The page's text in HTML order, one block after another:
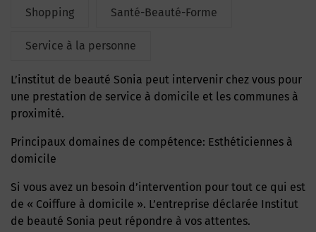
Shopping Santé-Beauté-Forme
Service à la personne
L’institut de beauté Sonia peut intervenir chez vous pour
une prestation de service à domicile et les communes à
proximité.
Principaux domaines de compétence: Esthéticiennes à
domicile
Si vous avez un besoin d’intervention pour tout ce qui est
de « Coiffure à domicile ». L’entreprise déclarée Institut
de beauté Sonia peut répondre à vos attentes.